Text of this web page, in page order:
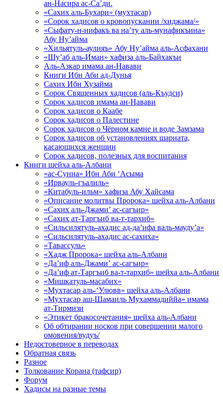
ан-Насира ас-Са’ди.
«Сахих аль-Бухари» (мухтасар)
«Сорок хадисов о кровопускании /хиджама/»
«Сыфату-н-нифакъ ва на’ту аль-мунафикъина»
Абу Ну’айма
«Хильятуль-аулияъ» Абу Ну’айма аль-Асфахани
«Шу’аб аль-Иман» хафиза аль-Байхакъи
Аль-Азкар имама ан-Навави
Книги Ибн Аби ад-Дунья
Сахих Ибн Хузайма
Сорок Священных хадисов (аль-Къудси)
Сорок хадисов имама ан-Навави
Сорок хадисов о Каабе
Сорок хадисов о Палестине
Сорок хадисов о Чёрном камне и воде Замзама
Сорок хадисов об установлениях шариата,
касающихся женщин
Сорок хадисов, полезных для воспитания
Книги шейха аль-Албани
«ас-Сунна» Ибн Аби ‘Асыма
«Ирвауль-гъалиль»
«Китабуль-ильм» хафиза Абу Хайсама
«Описание молитвы Пророка» шейха аль-Албани
«Сахих аль-Джами’ ас-сагъир»
«Сахих ат-Таргъиб ва-т-тархиб»
«Сильсилятуль-ахадис ад-да’ифа валь-мауду’а»
«Сильсилятуль-ахадис ас-сахиха»
«Тавассуль»
«Хадж Пророка» шейха аль-Албани
«Да’иф аль-Джами’ ас-сагъир»
«Да’иф ат-Таргъиб ва-т-тархиб» шейха аль-Албани
«Мишкатуль-масабих»
«Мухтасар аль-‘Улювв» шейха аль-Албани
«Мухтасар аш-Шамаиль Мухаммадиййа» имама
ат-Тирмизи
«Этикет бракосочетания» шейха аль-Албани
Об обтирании носков при совершении малого
омовения/вудуъ/
Недостоверное в переводах
Обратная связь
Разное
Толкование Корана (тафсир)
Форум
Хадисы на разные темы